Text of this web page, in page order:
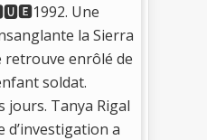
Une
la Sierra
retrouve enrôlé de
soldat.
jours. Tanya Rigal
d’investigation a